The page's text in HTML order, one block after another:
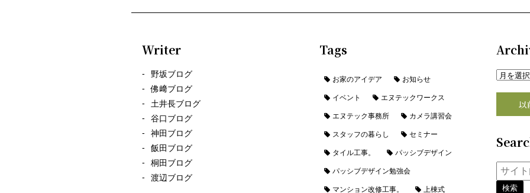
Writer
野坂ブログ
佛﨑ブログ
土井長ブログ
谷口ブログ
神田ブログ
飯田ブログ
桐田ブログ
渡辺ブログ
Tags
お家のアイデア お知らせ
イベント エヌテックワークス
エヌテック事務所 カメラ講習会
スタッフの暮らし セミナー
タイル工事。 パッシブデザイン
パッシブデザイン勉強会
マンション改修工事。 上棟式
以